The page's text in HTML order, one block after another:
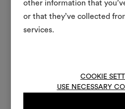
other information that
or that they’ve collected
services.
COOKIE
USE NECESSARY